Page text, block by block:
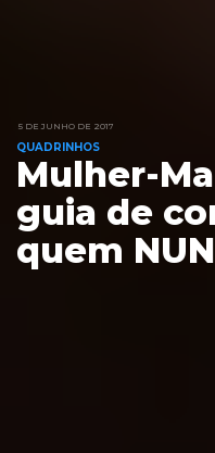
5 DE JUNHO DE 2017
QUADRINHOS
Mulher-
guia de
quem